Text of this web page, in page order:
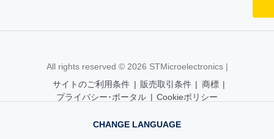
CHANGE LANGUAGE
All rights reserved © 2026 STMicroelectronics |
サイトのご利用条件 | 販売取引条件 | 商標 |
プライバシー･ポータル | Cookieポリシー